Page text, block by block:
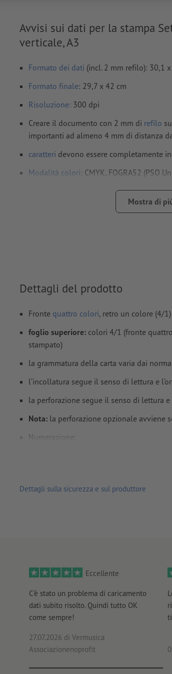
Avvisi sui dati per la stampa
verticale, A3
Formato dei dati (incl. 2 mm refilo): 30,1
Formato finale: 29,7 x 42 cm
Risoluzione: 300 dpi
Creare il documento con 2 mm di refilo
importanti ad almeno 4 mm di distanza
caratteri devono essere completamente
Modalità colori: CMYK, FOGRA52 (PSO
errori di ortografia e
Come si creano correttamente i dati di
Mostra di
Dettagli del prodotto
Fronte quattro colori, retro un colore (4/1)
foglio superiore: colori 4/1 (fronte
stampato)
la grammatura della carta varia dai
l’incollatura segue il senso di lettura e
la perforazione segue il senso di lettura
Nota: la perforazione opzionale avviene
Numerazione:
grandezza campo di numerazione:
dimensione carattere: 12 pt
Oltre ai dati per la stampa caricare un
numero quest’ultima comincia.
Dettagli sulla sicurezza e sul produttore
Eccellente
C'è stato un problema di caricamento
dati subito risolto. Quindi tutto OK
come sempre!
27.07.2026 di Vermusica
Associazionenoprofit